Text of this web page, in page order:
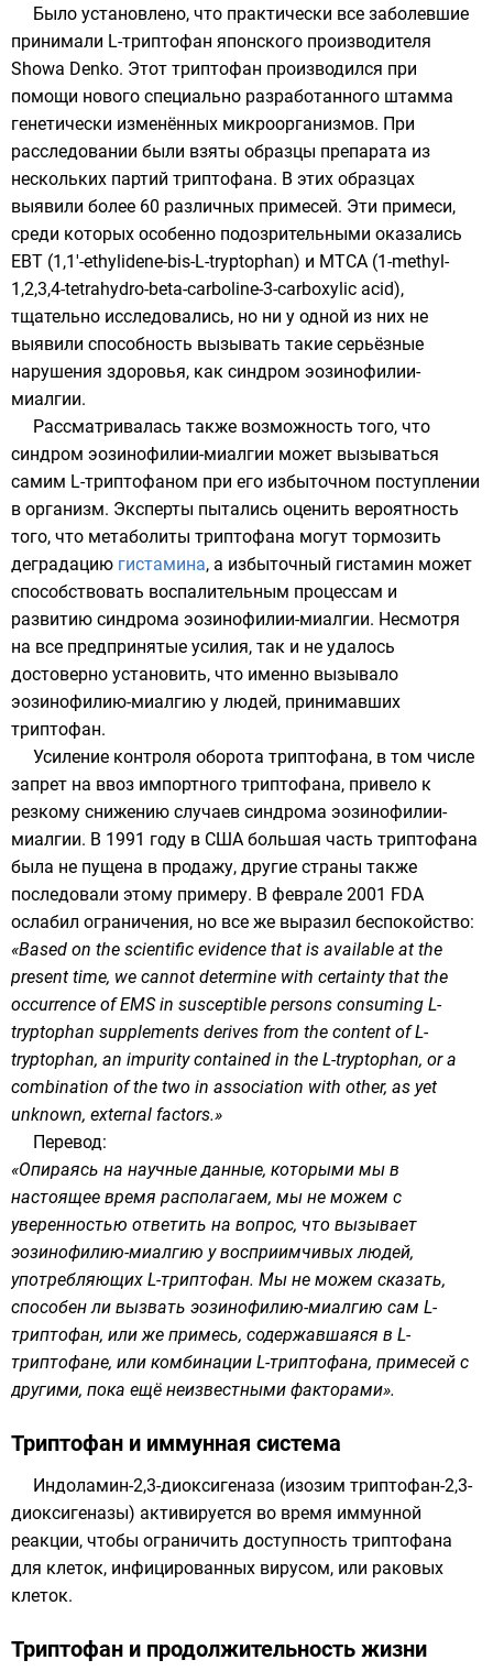
Было установлено, что практически все заболевшие
принимали L-триптофан японского производителя
Showa Denko. Этот триптофан производился при
помощи нового специально разработанного штамма
генетически изменённых микроорганизмов. При
расследовании были взяты образцы препарата из
нескольких партий триптофана. В этих образцах
выявили более 60 различных примесей. Эти примеси,
среди которых особенно подозрительными оказались
EBT (1,1'-ethylidene-bis-L-tryptophan) и MTCA (1-methyl-
1,2,3,4-tetrahydro-beta-carboline-3-carboxylic acid),
тщательно исследовались, но ни у одной из них не
выявили способность вызывать такие серьёзные
нарушения здоровья, как синдром эозинофилии-
миалгии.
Рассматривалась также возможность того, что
синдром эозинофилии-миалгии может вызываться
самим L-триптофаном при его избыточном поступлении
в организм. Эксперты пытались оценить вероятность
того, что метаболиты триптофана могут тормозить
деградацию гистамина, а избыточный гистамин может
способствовать воспалительным процессам и
развитию синдрома эозинофилии-миалгии. Несмотря
на все предпринятые усилия, так и не удалось
достоверно установить, что именно вызывало
эозинофилию-миалгию у людей, принимавших
триптофан.
Усиление контроля оборота триптофана, в том числе
запрет на ввоз импортного триптофана, привело к
резкому снижению случаев синдрома эозинофилии-
миалгии. В 1991 году в США большая часть триптофана
была не пущена в продажу, другие страны также
последовали этому примеру. В феврале 2001 FDA
ослабил ограничения, но все же выразил беспокойство:
«Based on the scientific evidence that is available at the
present time, we cannot determine with certainty that the
occurrence of EMS in susceptible persons consuming L-
tryptophan supplements derives from the content of L-
tryptophan, an impurity contained in the L-tryptophan, or a
combination of the two in association with other, as yet
unknown, external factors.»
Перевод:
«Опираясь на научные данные, которыми мы в
настоящее время располагаем, мы не можем с
уверенностью ответить на вопрос, что вызывает
эозинофилию-миалгию у восприимчивых людей,
употребляющих L-триптофан. Мы не можем сказать,
способен ли вызвать эозинофилию-миалгию сам L-
триптофан, или же примесь, содержавшаяся в L-
триптофане, или комбинации L-триптофана, примесей с
другими, пока ещё неизвестными факторами».
Триптофан и иммунная система
Индоламин-2,3-диоксигеназа (изозим триптофан-2,3-
диоксигеназы) активируется во время иммунной
реакции, чтобы ограничить доступность триптофана
для клеток, инфицированных вирусом, или раковых
клеток.
Триптофан и продолжительность жизни